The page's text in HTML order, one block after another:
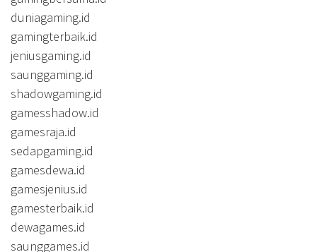
duniagaming.id
gamingterbaik.id
jeniusgaming.id
saunggaming.id
shadowgaming.id
gamesshadow.id
gamesraja.id
sedapgaming.id
gamesdewa.id
gamesjenius.id
gamesterbaik.id
dewagames.id
saunggames.id